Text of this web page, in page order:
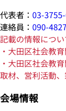
代表者： 03-
連絡員： 090-
記載の情報につ
・大田区社会教
・大田区社会教
取材、営利活動
会場情報